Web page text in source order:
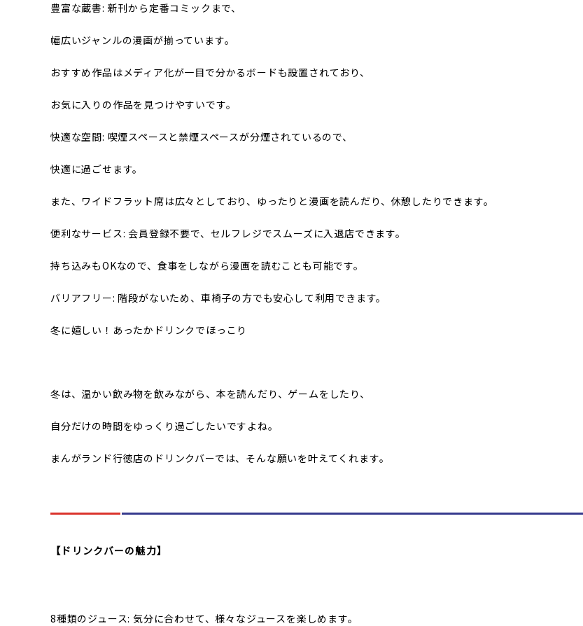
豊富な蔵書: 新刊から定番コミックまで、
幅広いジャンルの漫画が揃っています。
おすすめ作品はメディア化が一目で分かるボードも設置されており、
お気に入りの作品を見つけやすいです。
快適な空間: 喫煙スペースと禁煙スペースが分煙されているので、
快適に過ごせます。
また、ワイドフラット席は広々としており、ゆったりと漫画を読んだり、休憩したりできます。
便利なサービス: 会員登録不要で、セルフレジでスムーズに入退店できます。
持ち込みもOKなので、食事をしながら漫画を読むことも可能です。
バリアフリー: 階段がないため、車椅子の方でも安心して利用できます。
冬に嬉しい！あったかドリンクでほっこり
冬は、温かい飲み物を飲みながら、本を読んだり、ゲームをしたり、
自分だけの時間をゆっくり過ごしたいですよね。
まんがランド行徳店のドリンクバーでは、そんな願いを叶えてくれます。
【ドリンクバーの魅力】
8種類のジュース: 気分に合わせて、様々なジュースを楽しめます。